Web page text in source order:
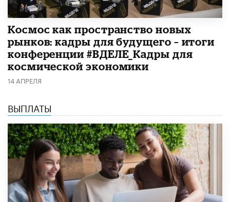
Космос как пространство новых
рынков: кадры для будущего – итоги
конференции #ВДЕЛЕ_Кадры для
космической экономики
14 АПРЕЛЯ
ВЫПЛАТЫ